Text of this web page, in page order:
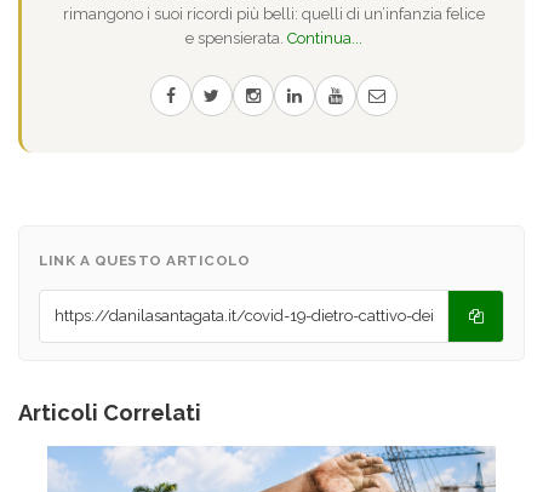
rimangono i suoi ricordi più belli: quelli di un’infanzia felice
e spensierata. Continua...
LINK A QUESTO ARTICOLO
Articoli Correlati